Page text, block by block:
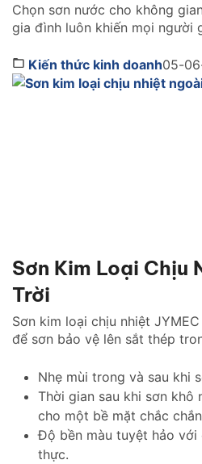
Chọn sơn nước cho không
gia đình luôn khiến mọi người
mục này. Bạn đã biết trên thị
nào rẻ nhất mà vẫn đảm bảo
Kiến thức kinh doanh05-
Sơn Kim Loại Chịu
Trời
Sơn kim loại chịu nhiệt
để sơn bảo vệ lên sắt thép
cầu cống, tàu bè, chống gỉ
thông,… và những vật dụng
tiếp xúc với sự thay đổi nhiệt
trời và mưa gió.
Nhẹ mùi trong và sau khi
Thời gian sau khi sơn khô
cho một bề mặt chắc
Độ bền màu tuyệt hảo với
thực.